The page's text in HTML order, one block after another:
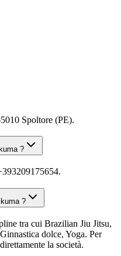
Spoltore (PE).
?
?
tra cui Brazilian Jiu Jitsu,
dolce, Yoga. Per
la società.